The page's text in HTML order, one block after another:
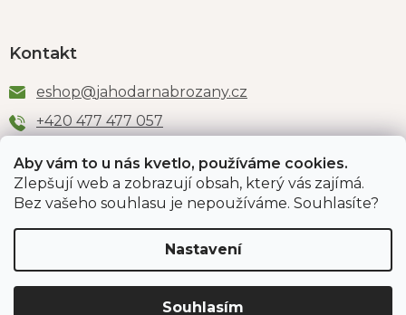
Aby vám to u nás kvetlo, používáme cookies.
Zlepšují web a zobrazují obsah, který vás zajímá.
Bez vašeho souhlasu je nepoužíváme. Souhlasíte?
Nastavení
Souhlasím
Kontakt
eshop@jahodarnabrozany.cz
+420 477 477 057
Odběr newsletteru